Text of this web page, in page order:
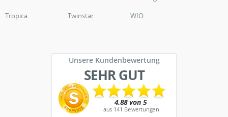
Tropica
Twinstar WIO
Unsere Kundenbewertung
SEHR GUT